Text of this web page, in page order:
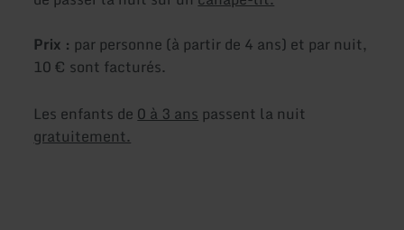
Prix : par personne (à partir de 4 ans) et par nuit,
10 € sont facturés.
Les enfants de 0 à 3 ans passent la nuit
gratuitement.